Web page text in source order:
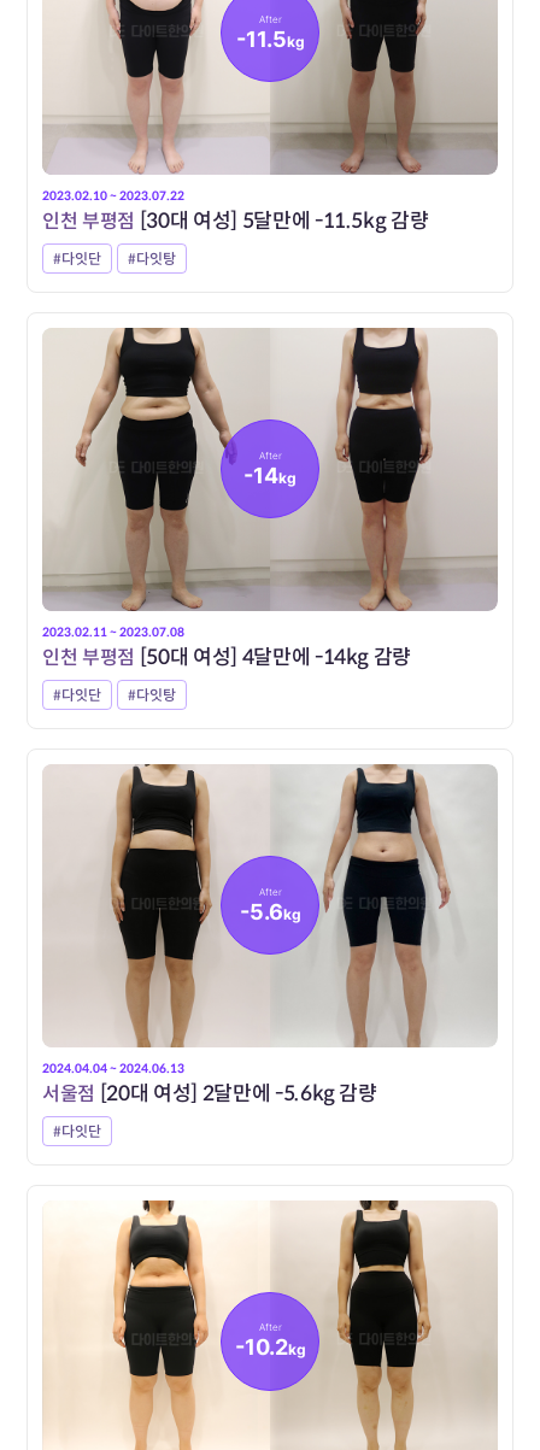
After
-11.5kg
2023.02.10 ~ 2023.07.22
인천 부평점 [30대 여성] 5달만에 -11.5kg 감량
#다잇단 #다잇탕
After
-14kg
2023.02.11 ~ 2023.07.08
인천 부평점 [50대 여성] 4달만에 -14kg 감량
#다잇단 #다잇탕
After
-5.6kg
2024.04.04 ~ 2024.06.13
서울점 [20대 여성] 2달만에 -5.6kg 감량
#다잇단
After
-10.2kg